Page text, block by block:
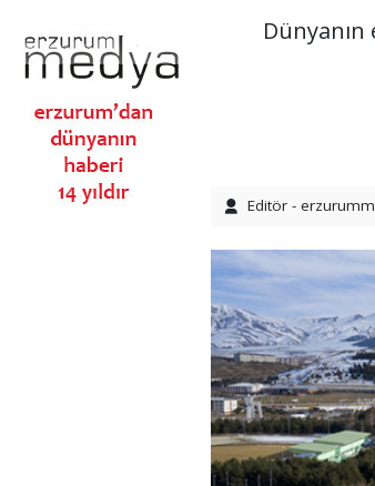
Editör -